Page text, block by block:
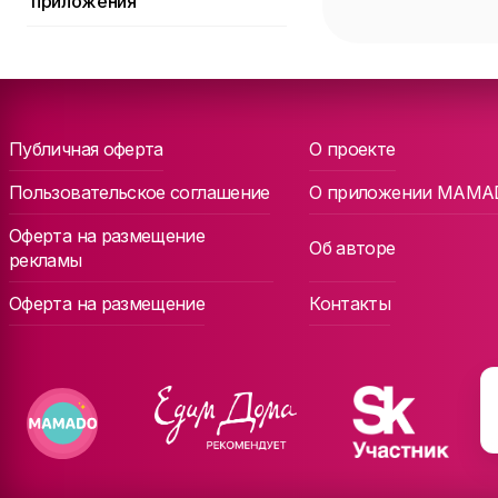
спектра)
Заезд с коляской
Место для коляски
Рядом детский центр
С детским уголком
Публичная оферта О проекте
Пользовательское соглашение
О приложении
Оферта на размещение
рекламы
Об авторе
Оферта на размещение Контакты